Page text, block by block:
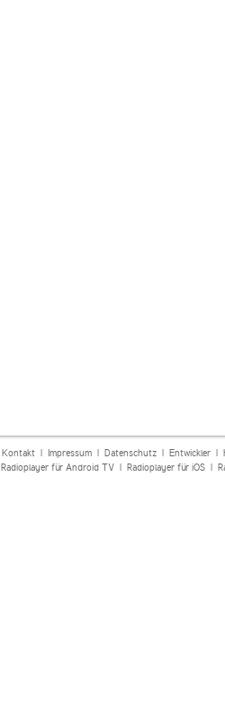
Kontakt| Impressum| Datenschutz| Entwickler|
Radioplayer für Android TV| Radioplayer für iOS|